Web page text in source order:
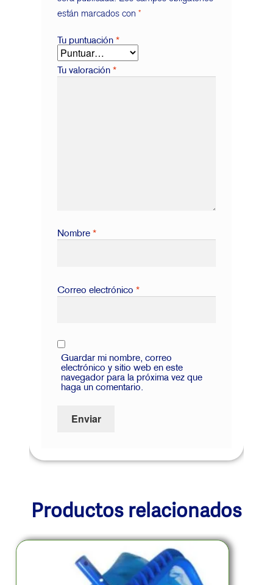
están marcados con *
Tu puntuación *
Tu valoración *
Nombre *
Correo electrónico *
Guardar mi nombre, correo
electrónico y sitio web en este
navegador para la próxima vez que
haga un comentario.
Productos relacionados